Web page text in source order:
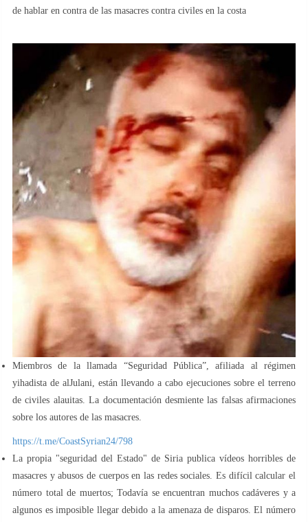
de hablar en contra de las masacres contra civiles en la costa
Miembros de la llamada “Seguridad Pública”, afiliada al régimen
yihadista de alJulani, están llevando a cabo ejecuciones sobre el terreno
de civiles alauitas. La documentación desmiente las falsas afirmaciones
sobre los autores de las masacres.
https://t.me/CoastSyrian24/798
La propia "seguridad del Estado" de Siria publica vídeos horribles de
masacres y abusos de cuerpos en las redes sociales. Es difícil calcular el
número total de muertos; Todavía se encuentran muchos cadáveres y a
algunos es imposible llegar debido a la amenaza de disparos. El número